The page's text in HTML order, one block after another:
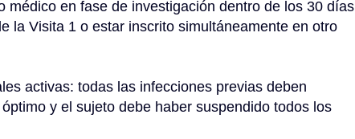
médico en fase de investigación dentro de los 30 días
la Visita 1 o estar inscrito simultáneamente en otro
activas: todas las infecciones previas deben
y el sujeto debe haber suspendido todos los